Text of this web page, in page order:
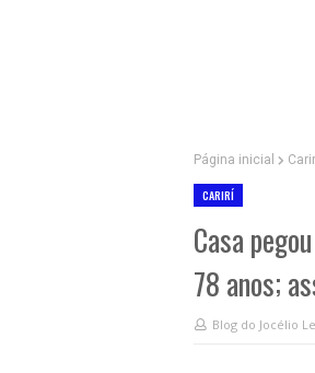
Página inicial
CARIRÍ
Casa
78 anos;
Blog do Jocélio